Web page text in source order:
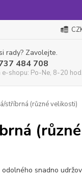
rady? Zavolejte.
484 708
e-shopu: Po-Ne, 8-20 hod.
stříbrná (různé velikosti)
odolného snadno